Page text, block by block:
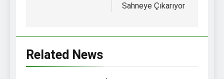
Sahneye Çıkarıyor
Related News